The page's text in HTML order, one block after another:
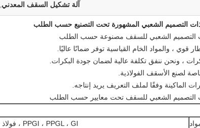
آلة تشكيل السقف المعدني,
التصميم الشعبي المشهورة تحت التصنيع حسب الطلب
قوي ، والمواد الخام القياسية توفر ضمانًا عاليًا.
، ونحن ننفق تكلفة عالية لضمان جودة البكرات.
لصنع الأسقف الفولاذية.
الماكينة وفقًا لملف التعريف يريد إنتاجه.
PPGI ، PPGL ، GI ، فولاذ ، Aluiminum